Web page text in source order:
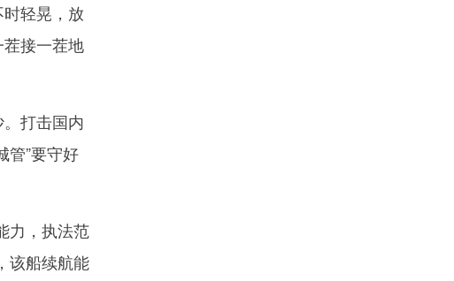
轻晃，放
接一茬地
打击国内
”要守好
力，执法范
该船续航能